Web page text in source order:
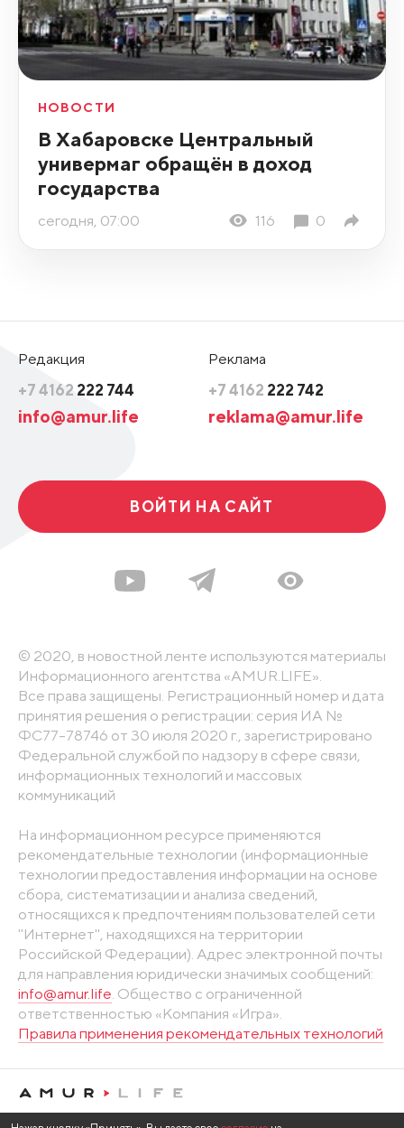
НОВОСТИ
В Хабаровске Центральный
универмаг обращён в доход
государства
сегодня, 07:00 116 0
Редакция
+7 4162 222 744
info@amur.life
Реклама
+7 4162 222 742
reklama@amur.life
ВОЙТИ НА САЙТ
© 2020, в новостной ленте используются материалы
Информационного агентства «AMUR.LIFE».
Все права защищены. Регистрационный номер и дата
принятия решения о регистрации: серия ИА №
ФС77-78746 от 30 июля 2020 г., зарегистрировано
Федеральной службой по надзору в сфере связи,
информационных технологий и массовых
коммуникаций
На информационном ресурсе применяются
рекомендательные технологии (информационные
технологии предоставления информации на основе
сбора, систематизации и анализа сведений,
относящихся к предпочтениям пользователей сети
"Интернет", находящихся на территории
Российской Федерации). Адрес электронной почты
для направления юридически значимых сообщений:
info@amur.life . Общество с ограниченной
ответственностью «Компания «Игра».
Правила применения рекомендательных технологий